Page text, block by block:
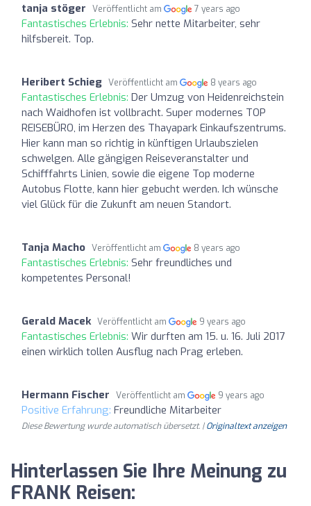
tanja stöger Veröffentlicht am 7 years ago
Fantastisches Erlebnis: Sehr nette Mitarbeiter, sehr
hilfsbereit. Top.
Heribert Schieg Veröffentlicht am 8 years ago
Fantastisches Erlebnis: Der Umzug von Heidenreichstein
nach Waidhofen ist vollbracht. Super modernes TOP
REISEBÜRO, im Herzen des Thayapark Einkaufszentrums.
Hier kann man so richtig in künftigen Urlaubszielen
schwelgen. Alle gängigen Reiseveranstalter und
Schifffahrts Linien, sowie die eigene Top moderne
Autobus Flotte, kann hier gebucht werden. Ich wünsche
viel Glück für die Zukunft am neuen Standort.
Tanja Macho Veröffentlicht am 8 years ago
Fantastisches Erlebnis: Sehr freundliches und
kompetentes Personal!
Gerald Macek Veröffentlicht am 9 years ago
Fantastisches Erlebnis: Wir durften am 15. u. 16. Juli 2017
einen wirklich tollen Ausflug nach Prag erleben.
Hermann Fischer Veröffentlicht am 9 years ago
Positive Erfahrung: Freundliche Mitarbeiter
Diese Bewertung wurde automatisch übersetzt. |Originaltext anzeigen
Hinterlassen Sie Ihre Meinung zu
FRANK Reisen: